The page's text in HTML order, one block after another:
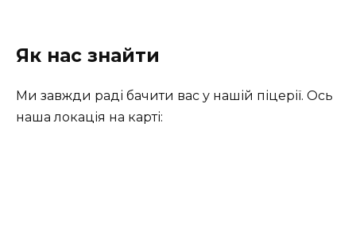
Як нас знайти
Ми завжди раді бачити вас у нашій піцерії. Ось
наша локація на карті: